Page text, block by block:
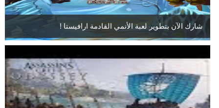
شارك الآن بتطوير لعبة الأنمي القادمة ارافيستا !